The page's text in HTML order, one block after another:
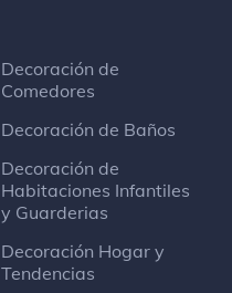
Decoración de
Comedores
Decoración de Baños
Decoración de
Habitaciones Infantiles
y Guarderias
Decoración Hogar y
Tendencias